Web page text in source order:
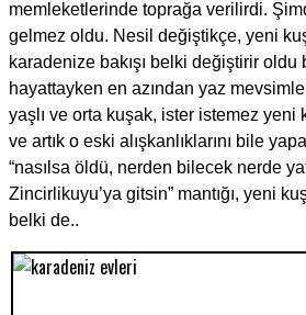
memleketlerinde toprağa verilirdi.
gelmez oldu. Nesil değiştikçe, yeni
karadenize bakışı belki değiştirir oldu
hayattayken en azından yaz
yaşlı ve orta kuşak, ister istemez yeni
ve artık o eski alışkanlıklarını bile
“nasılsa öldü, nerden bilecek nerde
Zincirlikuyu’ya gitsin” mantığı, yeni
belki de..